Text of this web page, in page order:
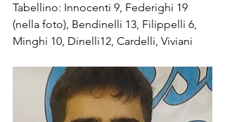
Tabellino: Innocenti 9, Federighi 19
(nella foto), Bendinelli 13, Filippelli 6,
Minghi 10, Dinelli12, Cardelli, Viviani